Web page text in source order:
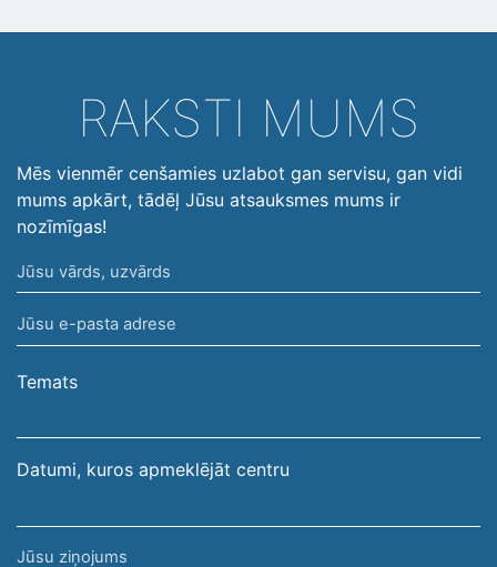
RAKSTI MUMS
Mēs vienmēr cenšamies uzlabot gan servisu, gan vidi
mums apkārt, tādēļ Jūsu atsauksmes mums ir
nozīmīgas!
Jūsu
vārds,
uzvārds
Jūsu
e-
pasta
Temats
Datumi, kuros apmeklējāt centru
Jūsu